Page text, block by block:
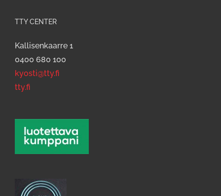
TTY CENTER
Kallisenkaarre 1
0400 680 100
kyosti@tty.fi
tty.fi